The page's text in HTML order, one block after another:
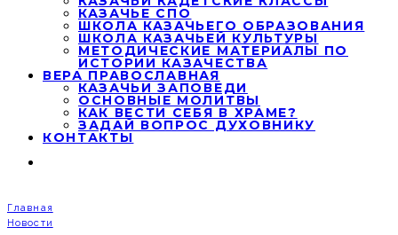
КАЗАЧЬЕ СПО
ШКОЛА КАЗАЧЬЕГО ОБРАЗОВАНИЯ
ШКОЛА КАЗАЧЬЕЙ КУЛЬТУРЫ
МЕТОДИЧЕСКИЕ МАТЕРИАЛЫ ПО
ИСТОРИИ КАЗАЧЕСТВА
ВЕРА ПРАВОСЛАВНАЯ
КАЗАЧЬИ ЗАПОВЕДИ
ОСНОВНЫЕ МОЛИТВЫ
КАК ВЕСТИ СЕБЯ В ХРАМЕ?
ЗАДАЙ ВОПРОС ДУХОВНИКУ
КОНТАКТЫ
Главная
Новости